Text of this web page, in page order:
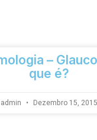
–
que é?
admin Dezembro 15, 2015